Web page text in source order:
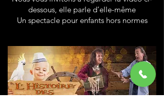
dessous, elle parle d’elle-même
Un spectacle pour enfants hors normes